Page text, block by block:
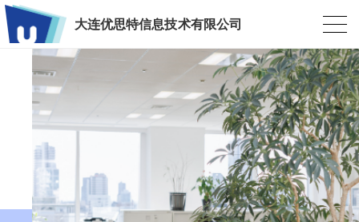
大连优思特信息技术有限公司